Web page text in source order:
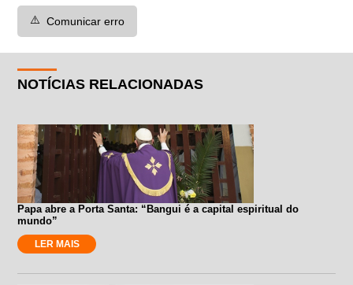
⚠️ Comunicar erro
NOTÍCIAS RELACIONADAS
Papa abre a Porta Santa: “Bangui é a capital espiritual do
mundo”
LER MAIS